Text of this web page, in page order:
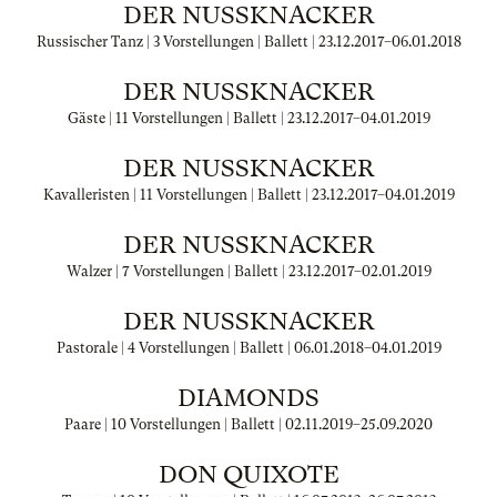
DER NUSSKNACKER
Russischer Tanz | 3 Vorstellungen | Ballett | 23.12.2017–06.01.2018
DER NUSSKNACKER
Gäste | 11 Vorstellungen | Ballett | 23.12.2017–04.01.2019
DER NUSSKNACKER
Kavalleristen | 11 Vorstellungen | Ballett | 23.12.2017–04.01.2019
DER NUSSKNACKER
Walzer | 7 Vorstellungen | Ballett | 23.12.2017–02.01.2019
DER NUSSKNACKER
Pastorale | 4 Vorstellungen | Ballett | 06.01.2018–04.01.2019
DIAMONDS
Paare | 10 Vorstellungen | Ballett | 02.11.2019–25.09.2020
DON QUIXOTE